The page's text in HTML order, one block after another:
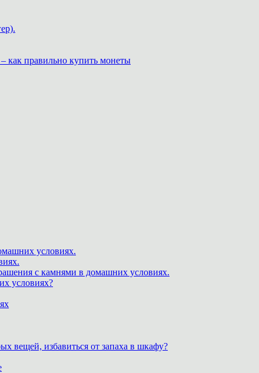
как правильно купить монеты
условиях.
с камнями в домашних условиях.
условиях?
вещей, избавиться от запаха в шкафу?